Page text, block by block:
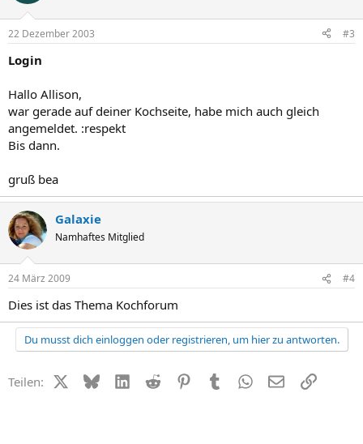
22 Dezember 2003 #3
Login
Hallo Allison,
war gerade auf deiner Kochseite, habe mich auch gleich
angemeldet. :respekt
Bis dann.
gruß bea
Galaxie
Namhaftes Mitglied
24 März 2009 #4
Dies ist das Thema Kochforum
Du musst dich einloggen oder registrieren, um hier zu antworten.
Teilen: X (Twitter)
BlueskyLinkedIn
Reddit PinterestTumblr WhatsApp
E-MailLink